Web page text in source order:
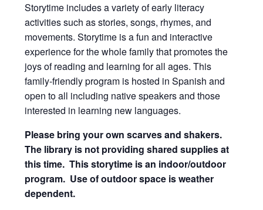
Storytime includes a variety of early literacy
activities such as stories, songs, rhymes, and
movements. Storytime is a fun and interactive
experience for the whole family that promotes the
joys of reading and learning for all ages. This
family-friendly program is hosted in Spanish and
open to all including native speakers and those
interested in learning new languages.
Please bring your own scarves and shakers.
The library is not providing shared supplies at
this time.This storytime is an indoor/outdoor
program. Use of outdoor space is weather
dependent.